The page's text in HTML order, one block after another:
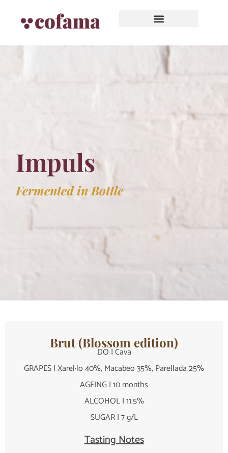
Impuls
Fermented in Bottle
Brut (Blossom edition)
DO | Cava
GRAPES | Xarel·lo 40%, Macabeo 35%, Parellada 25%
AGEING | 10 months
ALCOHOL | 11.5%
SUGAR | 7 g/L
Tasting Notes